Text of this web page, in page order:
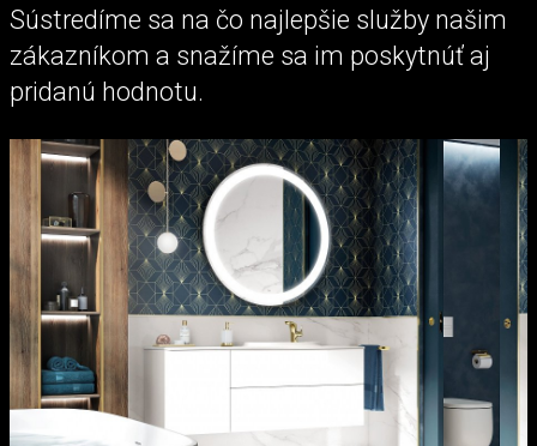
Sústredíme sa na čo najlepšie služby našim
zákazníkom a snažíme sa im poskytnúť aj
pridanú hodnotu.